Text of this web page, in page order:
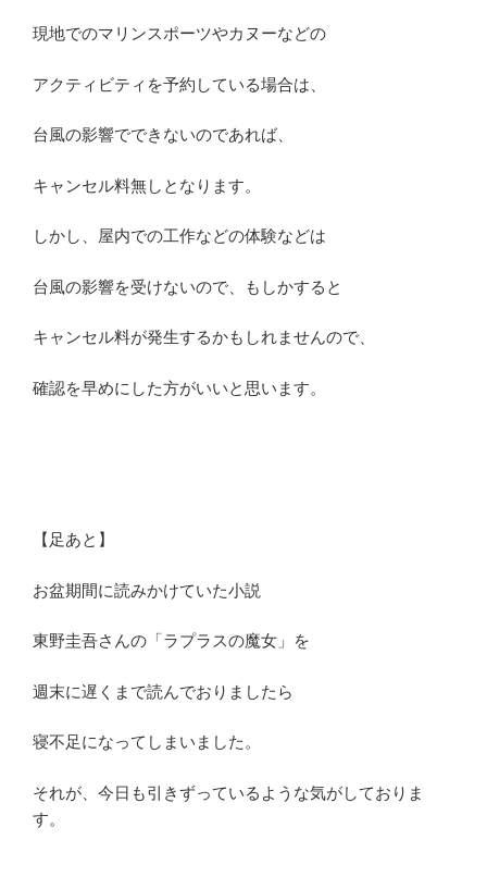
現地でのマリンスポーツやカヌーなどの
アクティビティを予約している場合は、
台風の影響でできないのであれば、
キャンセル料無しとなります。
しかし、屋内での工作などの体験などは
台風の影響を受けないので、もしかすると
キャンセル料が発生するかもしれませんので、
確認を早めにした方がいいと思います。
【足あと】
お盆期間に読みかけていた小説
東野圭吾さんの「ラプラスの魔女」を
週末に遅くまで読んでおりましたら
寝不足になってしまいました。
それが、今日も引きずっているような気がしておりま
す。